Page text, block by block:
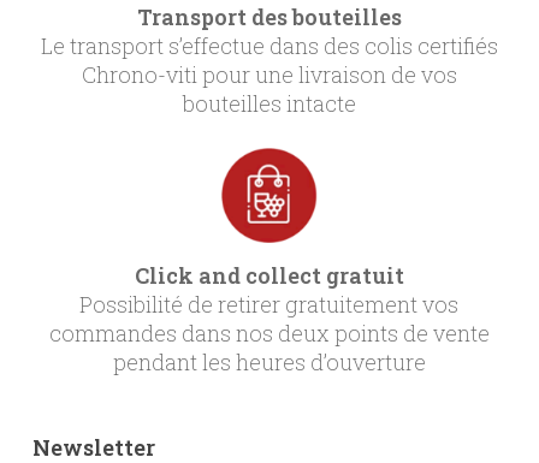
Transport des bouteilles
Le transport s’effectue dans des colis certifiés
Chrono-viti pour une livraison de vos
bouteilles intacte
Click and collect gratuit
Possibilité de retirer gratuitement vos
commandes dans nos deux points de vente
pendant les heures d’ouverture
Newsletter